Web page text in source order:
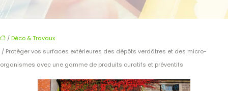
/Déco & Travaux
/ Protéger vos surfaces extérieures des dépôts verdâtres et des micro-
organismes avec une gamme de produits curatifs et préventifs